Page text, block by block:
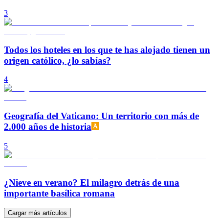
3
Todos los hoteles en los que te has alojado tienen un
origen católico, ¿lo sabías?
4
Geografía del Vaticano: Un territorio con más de
2.000 años de historia
5
¿Nieve en verano? El milagro detrás de una
importante basílica romana
Cargar más artículos